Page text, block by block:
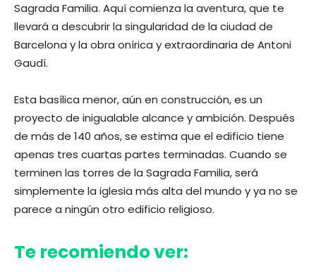
Sagrada Familia. Aquí comienza la aventura, que te
llevará a descubrir la singularidad de la ciudad de
Barcelona y la obra onírica y extraordinaria de Antoni
Gaudí.
Esta basílica menor, aún en construcción, es un
proyecto de inigualable alcance y ambición. Después
de más de 140 años, se estima que el edificio tiene
apenas tres cuartas partes terminadas. Cuando se
terminen las torres de la Sagrada Familia, será
simplemente la iglesia más alta del mundo y ya no se
parece a ningún otro edificio religioso.
Te recomiendo ver: